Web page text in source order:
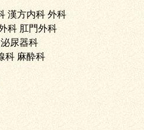
内科・循環器内科 消化器内科 漢方内科 外科
脳神経外科 整形外科 消化器外科 肛門外科
呼吸器内科 神経内科 皮膚科 泌尿器科
リハビリテーション科 放射線科 麻酔科